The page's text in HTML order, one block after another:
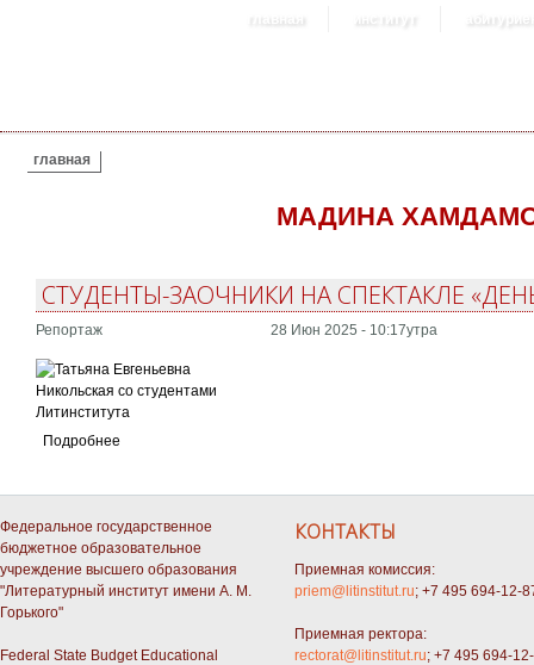
главная институт
ВЫ ЗДЕСЬ
главная
МАДИНА
СТУДЕНТЫ-ЗАОЧНИКИ НА СПЕКТАКЛЕ
Репортаж 28 Июн 2025 - 10:17утра
Подробнее
Федеральное государственное
бюджетное образовательное
учреждение высшего образования
"Литературный институт имени А. М.
Горького"
Federal State Budget Educational
КОНТАКТЫ
Приемная комиссия:
priem@litinstitut.ru; +7 495 694-12-
Приемная ректора:
rectorat@litinstitut.ru; +7 495 694-